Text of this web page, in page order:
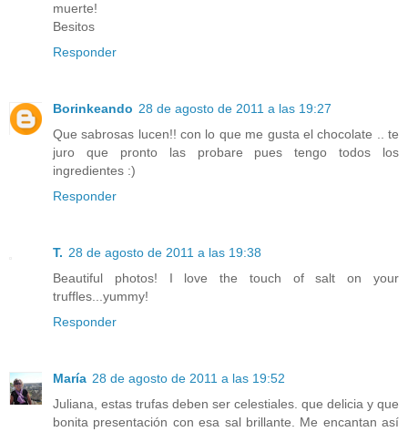
muerte!
Besitos
Responder
Borinkeando 28 de agosto de 2011 a las 19:27
Que sabrosas lucen!! con lo que me gusta el chocolate .. te
juro que pronto las probare pues tengo todos los
ingredientes :)
Responder
T. 28 de agosto de 2011 a las 19:38
Beautiful photos! I love the touch of salt on your
truffles...yummy!
Responder
María 28 de agosto de 2011 a las 19:52
Juliana, estas trufas deben ser celestiales. que delicia y que
bonita presentación con esa sal brillante. Me encantan así